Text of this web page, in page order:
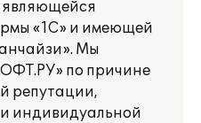
«1С» и имеющей
Мы
по причине
репутации,
индивидуальной